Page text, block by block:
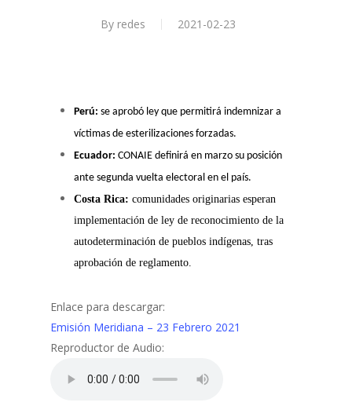
By redes 2021-02-23
Perú: se aprobó ley que permitirá indemnizar a
víctimas de esterilizaciones forzadas.
Ecuador: CONAIE definirá en marzo su posición
ante segunda vuelta electoral en el país.
Costa Rica: comunidades originarias esperan
implementación de ley de reconocimiento de la
autodeterminación de pueblos indígenas, tras
aprobación de reglamento.
Enlace para descargar:
Emisión Meridiana – 23 Febrero 2021
Reproductor de Audio: